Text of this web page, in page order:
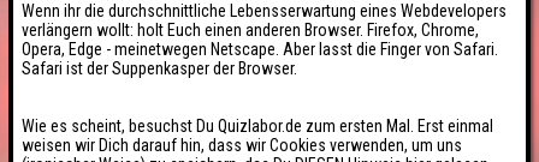
Wenn ihr die durchschnittliche Lebensserwartung eines Webdevelopers
verlängern wollt: holt Euch einen anderen Browser. Firefox, Chrome,
Opera, Edge - meinetwegen Netscape. Aber lasst die Finger von Safari.
Safari ist der Suppenkasper der Browser.
Wie es scheint, besuchst Du Quizlabor.de zum ersten Mal. Erst einmal
weisen wir Dich darauf hin, dass wir Cookies verwenden, um uns